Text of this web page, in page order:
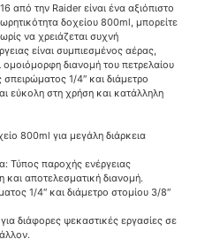
από την Raider είναι ένα αξιόπιστο
δοχείου 800ml, μπορείτε
να χρειάζεται συχνή
είναι συμπιεσμένος αέρας,
διανομή του πετρελαίου
1/4″ και διάμετρο
εύκολη στη χρήση και κατάλληλη
800ml για μεγάλη διάρκεια
Τύπος παροχής ενέργειας
αποτελεσματική διανομή.
1/4″ και διάμετρο στομίου 3/8″
διάφορες ψεκαστικές εργασίες σε